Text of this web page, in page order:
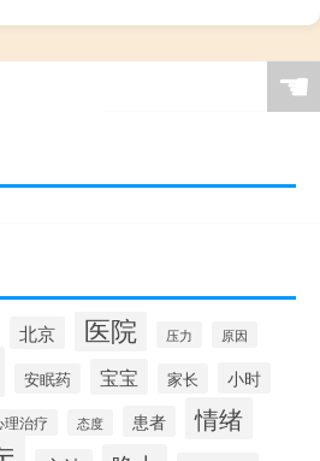
☚
北京 医院 压力 原因
安眠药 宝宝 家长 小时
理治疗 态度 患者 情绪